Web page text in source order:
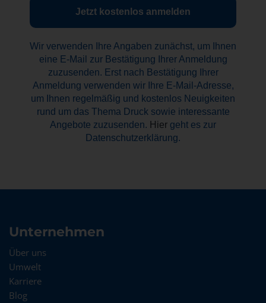
Wir verwenden Ihre Angaben zunächst, um Ihnen
eine E-Mail zur Bestätigung Ihrer Anmeldung
zuzusenden. Erst nach Bestätigung Ihrer
Anmeldung verwenden wir Ihre E-Mail-Adresse,
um Ihnen regelmäßig und kostenlos Neuigkeiten
rund um das Thema Druck sowie interessante
Angebote zuzusenden. Hier geht es zur
Datenschutzerklärung.
Unternehmen
Über uns
Umwelt
Karriere
Blog